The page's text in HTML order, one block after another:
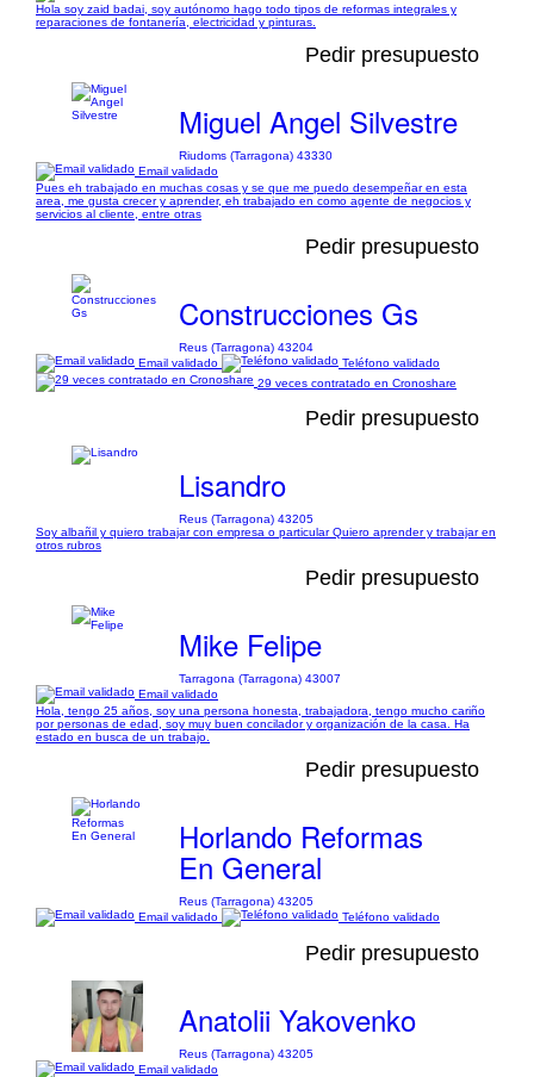
Hola soy zaid badai, soy autónomo hago todo tipos de reformas integrales y
reparaciones de fontanería, electricidad y pinturas.
Pedir presupuesto
Miguel Angel Silvestre
Riudoms (Tarragona) 43330
Email validado
Pues eh trabajado en muchas cosas y se que me puedo desempeñar en esta
area, me gusta crecer y aprender, eh trabajado en como agente de negocios y
servicios al cliente, entre otras
Pedir presupuesto
Construcciones Gs
Reus (Tarragona) 43204
Email validado
Teléfono validado
29 veces contratado en Cronoshare
Pedir presupuesto
Lisandro
Reus (Tarragona) 43205
Soy albañil y quiero trabajar con empresa o particular Quiero aprender y trabajar en
otros rubros
Pedir presupuesto
Mike Felipe
Tarragona (Tarragona) 43007
Email validado
Hola, tengo 25 años, soy una persona honesta, trabajadora, tengo mucho cariño
por personas de edad, soy muy buen concilador y organización de la casa. Ha
estado en busca de un trabajo.
Pedir presupuesto
Horlando Reformas
En General
Reus (Tarragona) 43205
Email validado
Teléfono validado
Pedir presupuesto
Anatolii Yakovenko
Reus (Tarragona) 43205
Email validado